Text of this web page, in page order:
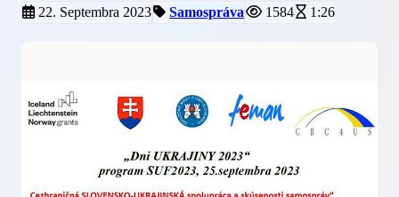
22. Septembra 2023 Samospráva 1584 1:26